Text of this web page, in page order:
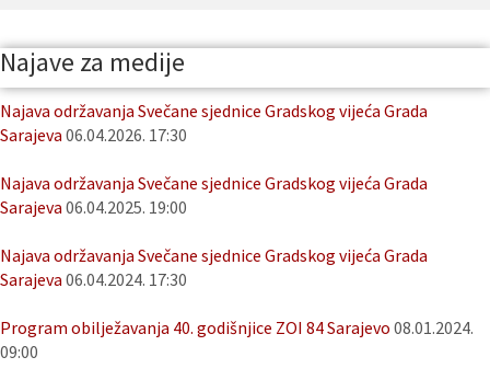
Najave za medije
Najava održavanja Svečane sjednice Gradskog vijeća Grada
Sarajeva 06.04.2026. 17:30
Najava održavanja Svečane sjednice Gradskog vijeća Grada
Sarajeva 06.04.2025. 19:00
Najava održavanja Svečane sjednice Gradskog vijeća Grada
Sarajeva 06.04.2024. 17:30
Program obilježavanja 40. godišnjice ZOI 84 Sarajevo 08.01.2024.
09:00